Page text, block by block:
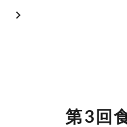
chevron_right
第3回